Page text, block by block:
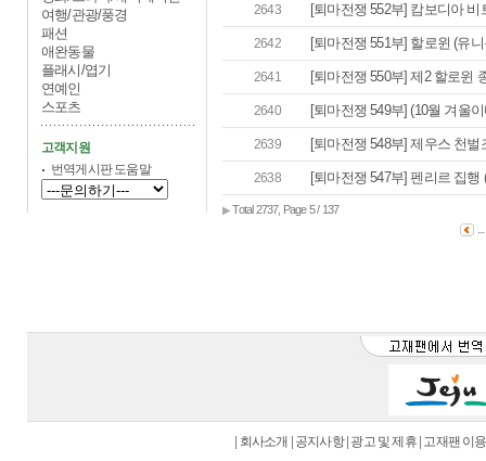
여행/관광/풍경
패션
애완동물
플래시/엽기
연예인
스포츠
고객지원
번역게시판 도움말
2643 [퇴마전쟁 552부] 캄보디아 비
2642 [퇴마전쟁 551부] 할로윈 (유
2641 [퇴마전쟁 550부] 제2 할로윈
2640 [퇴마전쟁 549부] (10월 겨울
2639 [퇴마전쟁 548부] 제우스 천벌
2638 [퇴마전쟁 547부] 펜리르 집행
▶ Total 2737, Page 5 / 137
...
회사소개 공지사항| 광고 및 제휴| 고재팬 이